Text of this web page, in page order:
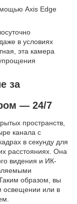
Axis Edge
в условиях
эта камера
за
— 24/7
пространств,
канала с
в секунду для
расстояниях. Она
видения и ИК-
образом, вы
освещении или в